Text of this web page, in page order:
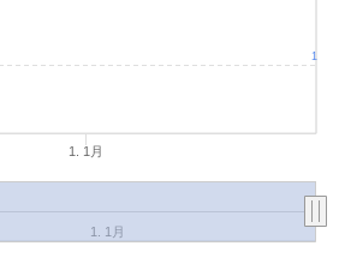
1. 1月
1. 1月
1